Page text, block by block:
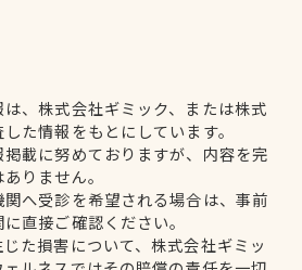
、株式会社ギミック、または株式
た情報をもとにしています。
載に努めておりますが、内容を完
りません。
へ受診を希望される場合は、事前
直接ご確認ください。
た損害について、株式会社ギミッ